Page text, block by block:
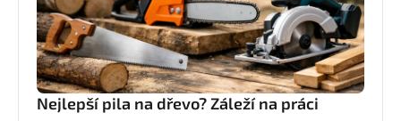
Nejlepší pila na dřevo? Záleží na práci